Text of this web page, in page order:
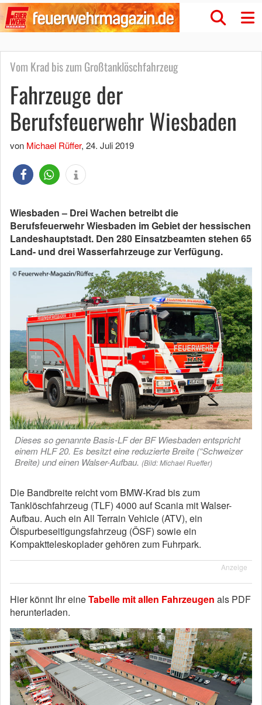
Vom Krad bis zum Großtanklöschfahrzeug
Fahrzeuge der
Berufsfeuerwehr Wiesbaden
von Michael Rüffer, 24. Juli 2019
Wiesbaden – Drei Wachen betreibt die
Berufsfeuerwehr Wiesbaden im Gebiet der hessischen
Landeshauptstadt. Den 280 Einsatzbeamten stehen 65
Land- und drei Wasserfahrzeuge zur Verfügung.
Dieses so genannte Basis-LF der BF Wiesbaden entspricht
einem HLF 20. Es besitzt eine reduzierte Breite (“Schweizer
Breite) und einen Walser-Aufbau. (Bild: Michael Rueffer)
Die Bandbreite reicht vom BMW-Krad bis zum
Tanklöschfahrzeug (TLF) 4000 auf Scania mit Walser-
Aufbau. Auch ein All Terrain Vehicle (ATV), ein
Ölspurbeseitigungsfahrzeug (ÖSF) sowie ein
Kompaktteleskoplader gehören zum Fuhrpark.
Anzeige
Hier könnt Ihr eineTabelle mit allen Fahrzeugen als PDF
herunterladen.